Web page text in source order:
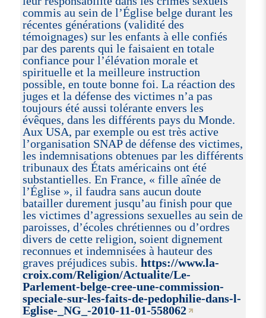
commis au sein de l’Église belge durant les
récentes générations (validité des
témoignages) sur les enfants à elle confiés
par des parents qui le faisaient en totale
confiance pour l’élévation morale et
spirituelle et la meilleure instruction
possible, en toute bonne foi. La réaction des
juges et la défense des victimes n’a pas
toujours été aussi tolérante envers les
évêques, dans les différents pays du Monde.
Aux USA, par exemple ou est très active
l’organisation SNAP de défense des victimes,
les indemnisations obtenues par les différents
tribunaux des États américains ont été
substantielles. En France, « fille aînée de
l’Église », il faudra sans aucun doute
batailler durement jusqu’au finish pour que
les victimes d’agressions sexuelles au sein de
paroisses, d’écoles chrétiennes ou d’ordres
divers de cette religion, soient dignement
reconnues et indemnisées à hauteur des
graves préjudices subis. https://www.la-
croix.com/Religion/Actualite/Le-
Parlement-belge-cree-une-commission-
speciale-sur-les-faits-de-pedophilie-dans-l-
Eglise-_NG_-2010-11-01-558062